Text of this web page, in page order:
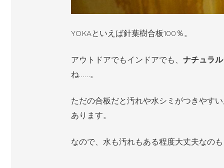
YOKAといえば針葉樹合板100％。
アウトドアでもインドアでも、 ナチュラ
ね……。
ただの合板だと汚れや水シミがつきやす
あります。
なので、水も汚れもある程度大丈夫なの